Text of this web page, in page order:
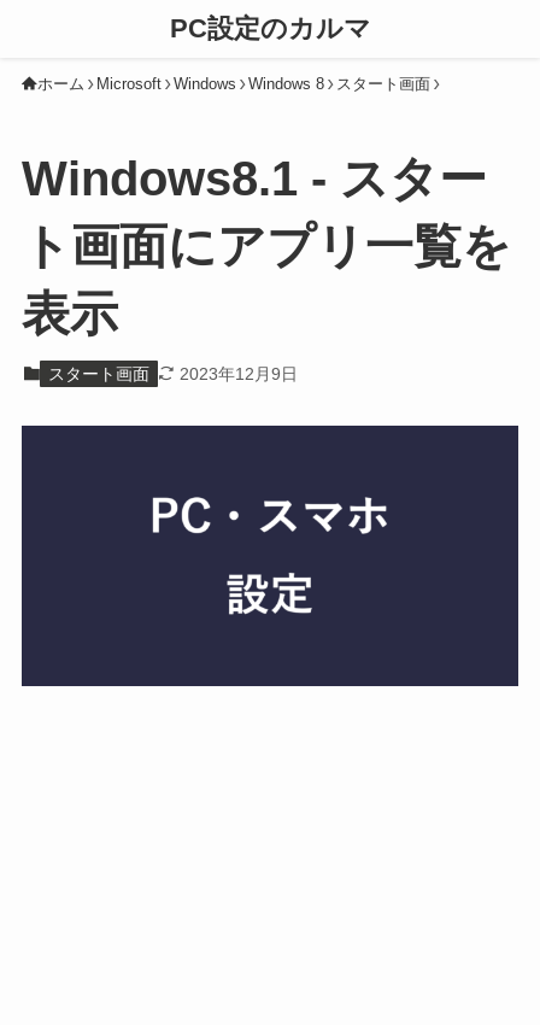
PC設定のカルマ
ホーム Microsoft Windows Windows 8 スタート画面
Windows8.1 - スター
ト画面にアプリ一覧を
表示
スタート画面 2023年12月9日